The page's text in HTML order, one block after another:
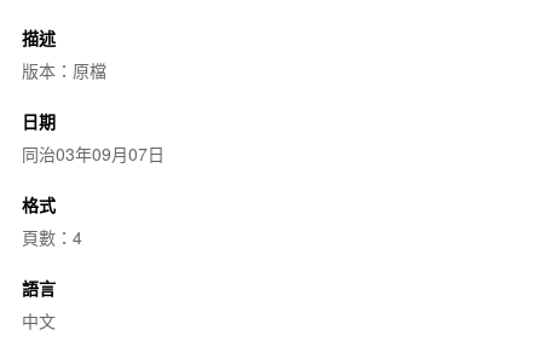
描述
版本：原檔
日期
同治03年09月07日
格式
頁數：4
語言
中文